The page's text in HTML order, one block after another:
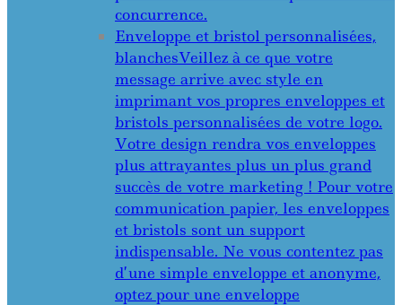
concurrence.
Enveloppe et bristol personnalisées,
blanchesVeillez à ce que votre
message arrive avec style en
imprimant vos propres enveloppes et
bristols personnalisées de votre logo.
Votre design rendra vos enveloppes
plus attrayantes plus un plus grand
succès de votre marketing ! Pour votre
communication papier, les enveloppes
et bristols sont un support
indispensable. Ne vous contentez pas
d’une simple enveloppe et anonyme,
optez pour une enveloppe